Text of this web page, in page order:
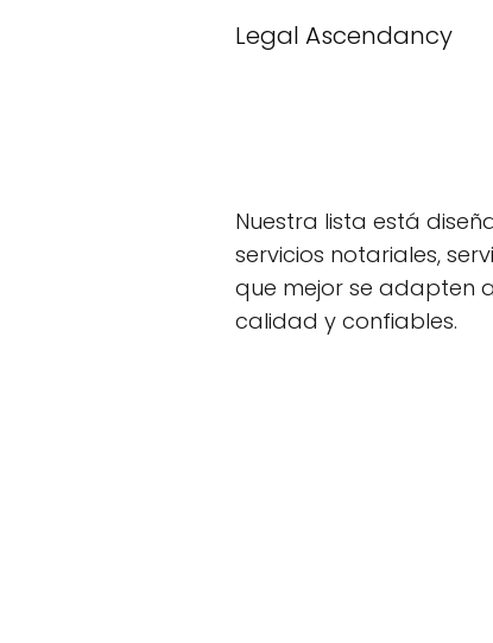
Legal Ascendancy
Nuestra lista está
servicios notariales,
que mejor se adapten
calidad y confiables.